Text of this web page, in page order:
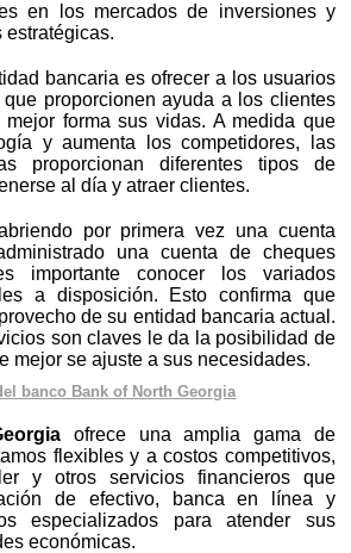
en los mercados de inversiones y
estratégicas.
bancaria es ofrecer a los usuarios
proporcionen ayuda a los clientes
forma sus vidas. A medida que
y aumenta los competidores, las
proporcionan diferentes tipos de
al día y atraer clientes.
por primera vez una cuenta
una cuenta de cheques
importante conocer los variados
a disposición. Esto confirma que
de su entidad bancaria actual.
son claves le da la posibilidad de
mejor se ajuste a sus necesidades.
banco Bank of North Georgia
ofrece una amplia gama de
flexibles y a costos competitivos,
y otros servicios financieros que
de efectivo, banca en línea y
especializados para atender sus
económicas.